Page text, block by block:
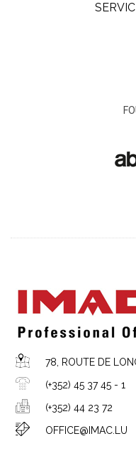
78, ROUTE DE
(+352) 45 37 45 - 1
(+352) 44 23 72
OFFICE@IMAC.LU